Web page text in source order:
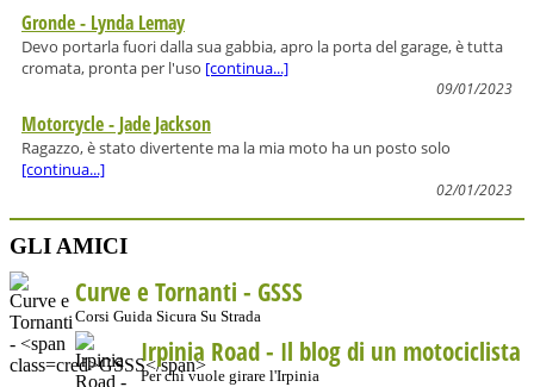
Gronde - Lynda Lemay
Devo portarla fuori dalla sua gabbia, apro la porta del garage, è tutta
cromata, pronta per l'uso [continua...]
09/01/2023
Motorcycle - Jade Jackson
Ragazzo, è stato divertente ma la mia moto ha un posto solo
[continua...]
02/01/2023
GLI AMICI
Curve e Tornanti - GSSS
Corsi Guida Sicura Su Strada
Irpinia Road - Il blog di un motociclista
Per chi vuole girare l'Irpinia